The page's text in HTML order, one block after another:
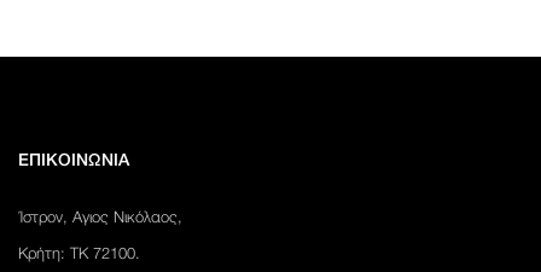
ΕΠΙΚΟΙΝΩΝΙΑ
Ίστρον, Αγιος Νικόλαος,
Κρήτη: ΤΚ 72100.